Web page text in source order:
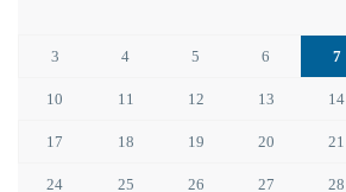
3 4 5 6 7
10 11 12 13 14
17 18 19 20 21
24 25 26 27 28